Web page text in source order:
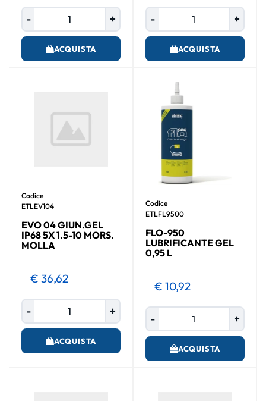
ACQUISTA ACQUISTA
Codice
ETLEV104
EVO 04 GIUN.GEL
IP68 5X 1.5-10 MORS.
MOLLA
€ 36,62
ACQUISTA
Codice
ETLFL9500
FLO-950
LUBRIFICANTE GEL
0,95 L
€ 10,92
Quantità
ACQUISTA